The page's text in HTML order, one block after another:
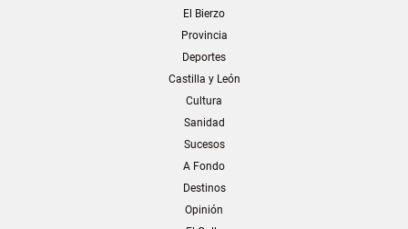
El Bierzo
Provincia
Deportes
Castilla y León
Cultura
Sanidad
Sucesos
A Fondo
Destinos
Opinión